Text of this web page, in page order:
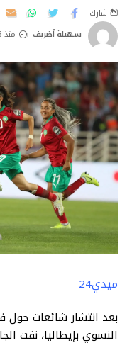
سهيلة أضريف منذ 3 سنوات
شارك
ميدي24
بعد انتشار شائعات حول
النسوي بإيطاليا، نفت